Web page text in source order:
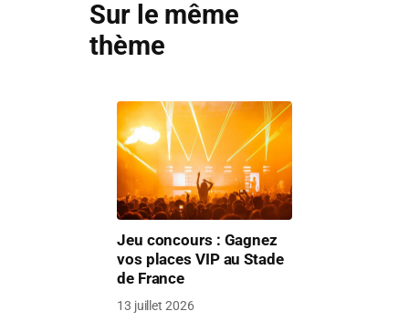
Sur le même
thème
Jeu concours : Gagnez
vos places VIP au Stade
de France
13 juillet 2026